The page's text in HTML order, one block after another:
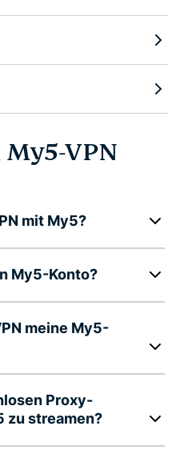
My5-VPN
mit My5?
My5-Konto?
meine My5-
Proxy-
zu streamen?